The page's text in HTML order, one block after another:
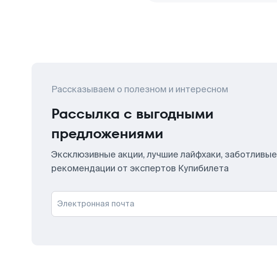
Рассказываем о полезном и интересном
Рассылка с выгодными
предложениями
Эксклюзивные акции, лучшие лайфхаки, заботливые
рекомендации от экспертов Купибилета
Электронная почта